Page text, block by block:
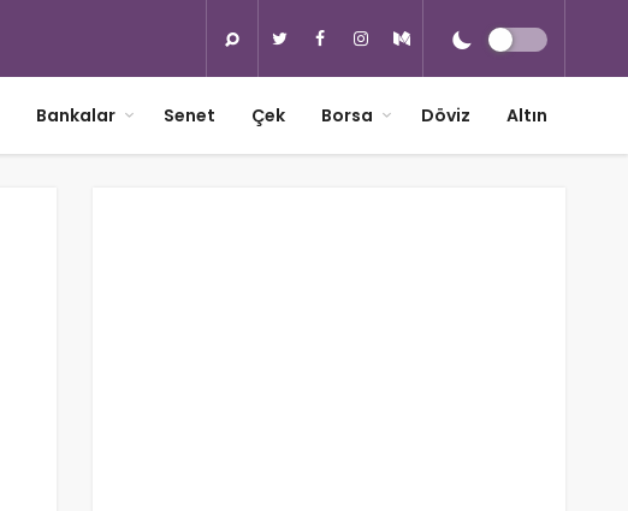
Bankalar Senet Çek Borsa Döviz Altın